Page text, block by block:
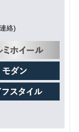
絡)